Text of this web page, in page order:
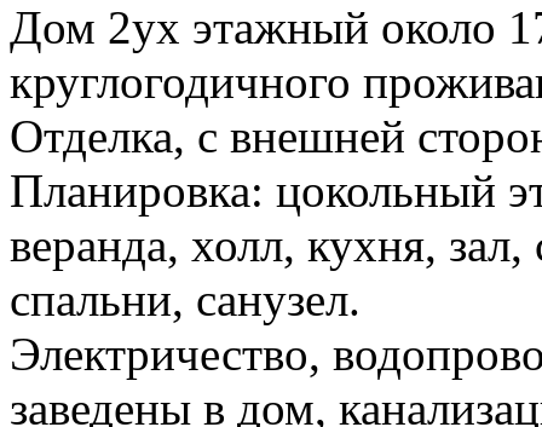
Дом 2ух этажный около
круглогодичного
Отделка, с внешней
Планировка: цокольный
веранда, холл, кухня,
спальни, санузел.
Электричество,
заведены в дом,